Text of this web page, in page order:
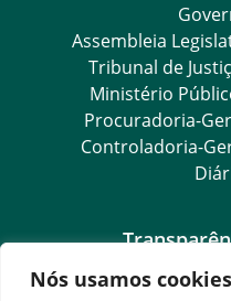
Nós usamos
Assembleia
Tribunal de
Ministério
Procuradoria-
Controladoria-